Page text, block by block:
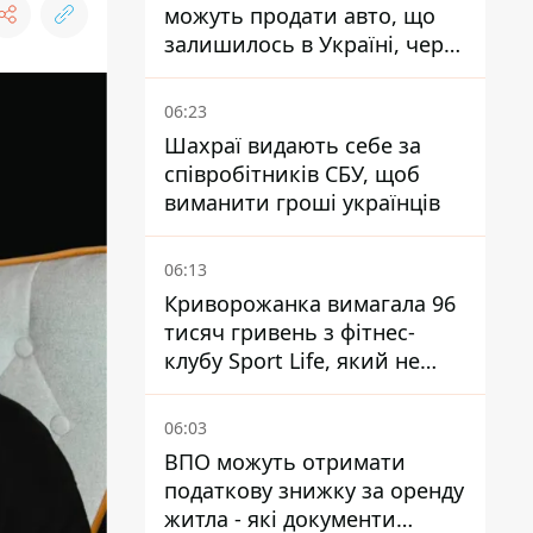
можуть продати авто, що
залишилось в Україні, через
Дію - МВС
06:23
Шахраї видають себе за
співробітників СБУ, щоб
виманити гроші українців
06:13
Криворожанка вимагала 96
тисяч гривень з фітнес-
клубу Sport Life, який не
пускав її до басейну без
медичної довідки - рішення
06:03
ВПО можуть отримати
податкову знижку за оренду
житла - які документи